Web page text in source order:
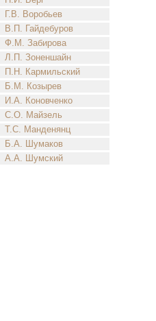
Г.В. Воробьев
В.П. Гайдебуров
Ф.М. Забирова
Л.П. Зоненшайн
П.Н. Кармильский
Б.М. Козырев
И.А. Коновченко
С.О. Майзель
Т.С. Манденянц
Б.А. Шумаков
А.А. Шумский